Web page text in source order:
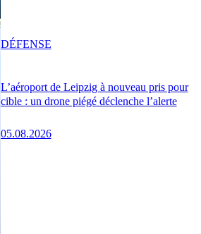
L’aéroport de Leipzig à nouveau pris pour
cible : un drone piégé déclenche l’alerte
05.08.2026
DÉFENSE